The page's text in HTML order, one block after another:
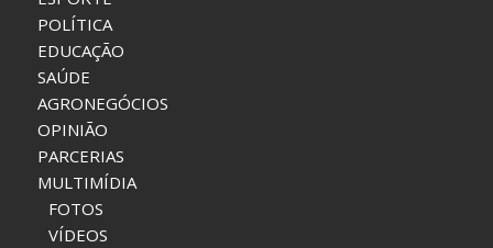
POLÍTICA
EDUCAÇÃO
SAÚDE
AGRONEGÓCIOS
OPINIÃO
PARCERIAS
MULTIMÍDIA
FOTOS
VÍDEOS